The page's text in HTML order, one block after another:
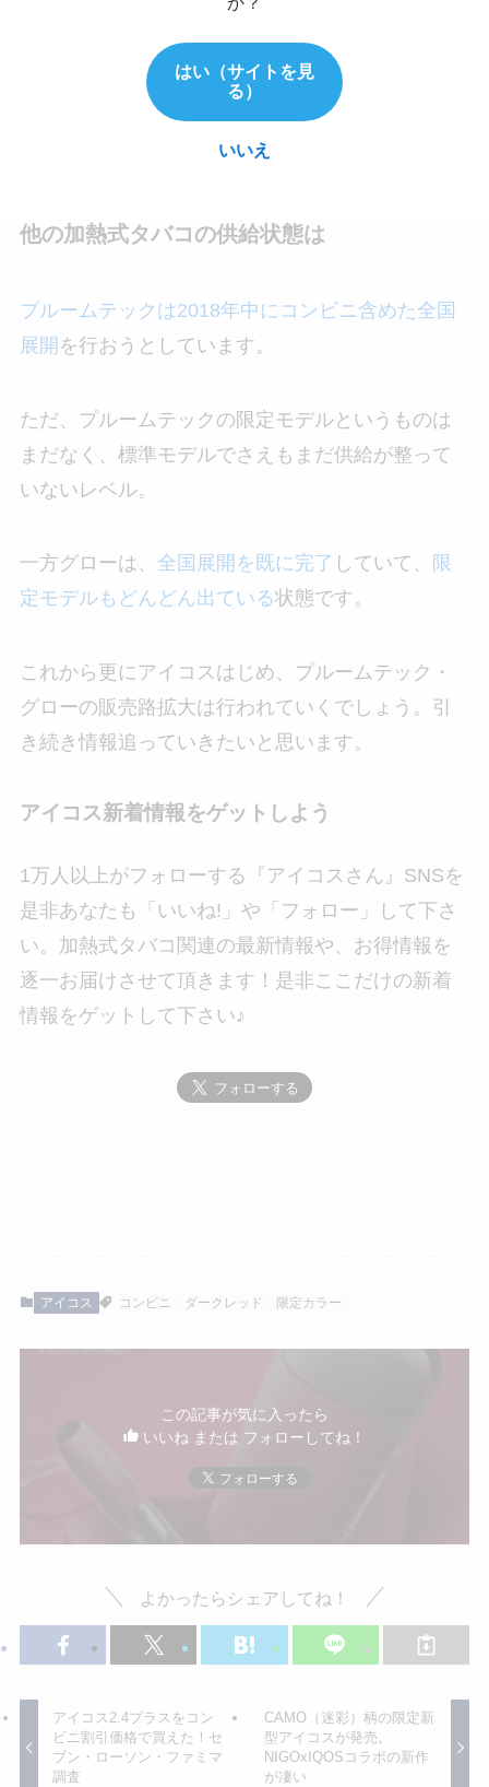
他の加熱式タバコの供給状態は
プルームテックは2018年中にコンビニ含めた全国
展開 を行おうとしています。
ただ、プルームテックの限定モデルというものは
まだなく、標準モデルでさえもまだ供給が整って
いないレベル。
一方グローは、 全国展開を既に完了 していて、
限
定モデルもどんどん出ている状態です。
これから更にアイコスはじめ、プルームテック・
グローの販売路拡大は行われていくでしょう。引
き続き情報追っていきたいと思います。
アイコス新着情報をゲットしよう
1万人以上がフォローする『アイコスさん』SNSを
是非あなたも「いいね!」や「フォロー」して下さ
い。加熱式タバコ関連の最新情報や、お得情報を
逐一お届けさせて頂きます！是非ここだけの新着
情報をゲットして下さい♪
アイコス コンビニ ダークレッド 限定カラー
この記事が気に入ったら
いいね または フォローしてね！
よかったらシェアしてね！
アイコス2.4プラスをコン
ビニ割引価格で買えた！セ
ブン・ローソン・ファミマ
調査
CAMO（迷彩）柄の限定新
型アイコスが発売。
NIGOxIQOSコラボの新作
が凄い
はい（サイトを見
る）
いいえ